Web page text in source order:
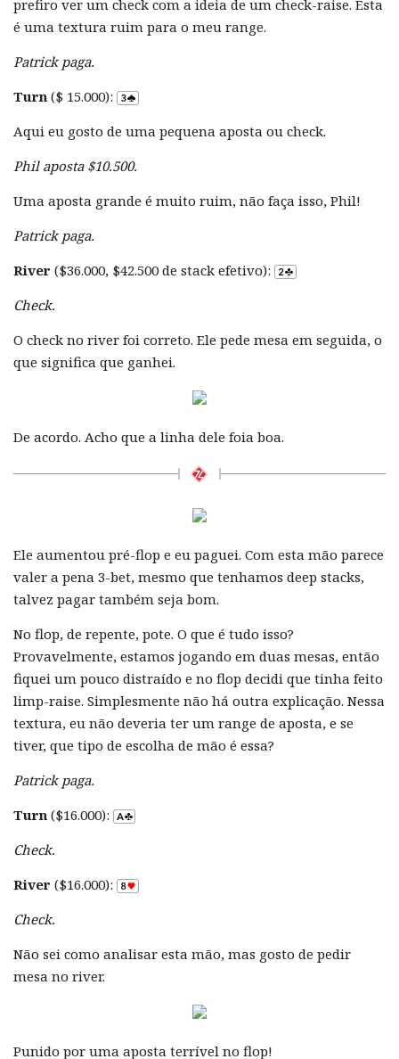
prefiro ver um check com a ideia de um check-raise. Esta
é uma textura ruim para o meu range.
Patrick paga.
Turn ($ 15.000):
Aqui eu gosto de uma pequena aposta ou check.
Phil aposta $10.500.
Uma aposta grande é muito ruim, não faça isso, Phil!
Patrick paga.
River ($36.000, $42.500 de stack efetivo):
Check.
O check no river foi correto. Ele pede mesa em seguida, o
que significa que ganhei.
De acordo. Acho que a linha dele foia boa.
Ele aumentou pré-flop e eu paguei. Com esta mão parece
valer a pena 3-bet, mesmo que tenhamos deep stacks,
talvez pagar também seja bom.
No flop, de repente, pote. O que é tudo isso?
Provavelmente, estamos jogando em duas mesas, então
fiquei um pouco distraído e no flop decidi que tinha feito
limp-raise. Simplesmente não há outra explicação. Nessa
textura, eu não deveria ter um range de aposta, e se
tiver, que tipo de escolha de mão é essa?
Patrick paga.
Turn ($16.000):
Check.
River ($16.000):
Check.
Não sei como analisar esta mão, mas gosto de pedir
mesa no river.
Punido por uma aposta terrível no flop!